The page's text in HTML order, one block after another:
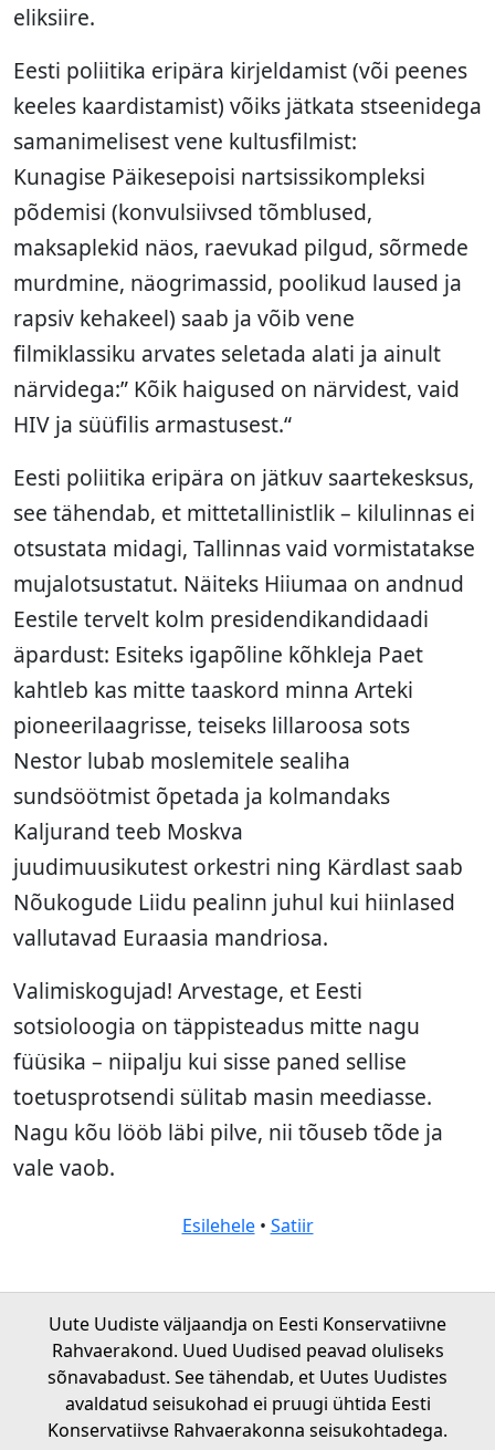
eliksiire.
Eesti poliitika eripära kirjeldamist (või peenes
keeles kaardistamist) võiks jätkata stseenidega
samanimelisest vene kultusfilmist:
Kunagise Päikesepoisi nartsissikompleksi
põdemisi (konvulsiivsed tõmblused,
maksaplekid näos, raevukad pilgud, sõrmede
murdmine, näogrimassid, poolikud laused ja
rapsiv kehakeel) saab ja võib vene
filmiklassiku arvates seletada alati ja ainult
närvidega:” Kõik haigused on närvidest, vaid
HIV ja süüfilis armastusest.“
Eesti poliitika eripära on jätkuv saartekesksus,
see tähendab, et mittetallinistlik – kilulinnas ei
otsustata midagi, Tallinnas vaid vormistatakse
mujalotsustatut. Näiteks Hiiumaa on andnud
Eestile tervelt kolm presidendikandidaadi
äpardust: Esiteks igapõline kõhkleja Paet
kahtleb kas mitte taaskord minna Arteki
pioneerilaagrisse, teiseks lillaroosa sots
Nestor lubab moslemitele sealiha
sundsöötmist õpetada ja kolmandaks
Kaljurand teeb Moskva
juudimuusikutest orkestri ning Kärdlast saab
Nõukogude Liidu pealinn juhul kui hiinlased
vallutavad Euraasia mandriosa.
Valimiskogujad! Arvestage, et Eesti
sotsioloogia on täppisteadus mitte nagu
füüsika – niipalju kui sisse paned sellise
toetusprotsendi sülitab masin meediasse.
Nagu kõu lööb läbi pilve, nii tõuseb tõde ja
vale vaob.
Esilehele• Satiir
Uute Uudiste väljaandja on Eesti Konservatiivne
Rahvaerakond. Uued Uudised peavad oluliseks
sõnavabadust. See tähendab, et Uutes Uudistes
avaldatud seisukohad ei pruugi ühtida Eesti
Konservatiivse Rahvaerakonna seisukohtadega.